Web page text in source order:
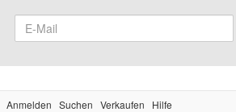
Anmelden Suchen Verkaufen
Hilfe